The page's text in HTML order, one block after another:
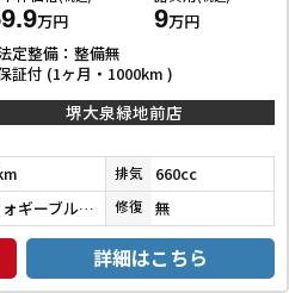
万円 9万円
定整備：整備無
証付 (1ヶ月・1000km )
堺大泉緑地前店
排気 660cc
フォギーブルーパールメタリック 修復 無
詳細はこちら